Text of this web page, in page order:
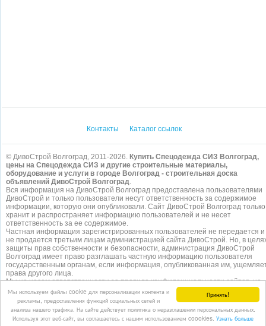
Принять!
Мы используем файлы cookie для персонализации контента и
рекламы, предоставления функций социальных сетей и
анализа нашего трафика. На сайте действует политика о неразглашении персональных данных.
Используя этот веб-сайт, вы соглашаетесь с нашим использованием coookies. Узнать больше
Контакты Каталог ссылок
© ДивоСтрой Волгоград, 2011-2026. Купить Спецодежда СИЗ Волгоград,
цены на Спецодежда СИЗ и другие строительные материалы,
оборудование и услуги в городе Волгоград - строительная доска
объявлений ДивоСтрой Волгоград.
Вся информация на ДивоСтрой Волгоград предоставлена пользователями
ДивоСтрой и только пользователи несут ответственность за содержимое
информации, которую они опубликовали. Сайт ДивоСтрой Волгоград только
хранит и распространяет информацию пользователей и не несет
ответственность за ее содержимое.
Частная информация зарегистрированных пользователей не передается и
не продается третьим лицам администрацией сайта ДивоСтрой. Но, в
защиты прав собственности и безопасности, администрация ДивоСтрой
Волгоград имеет право разглашать частную информацию пользователя
государственным органам, если информация, опубликованная им,
права другого лица.
Мы не несем ответственности за правила конфиденциальности сайтов, на
которые ссылается ДивоСтрой. На некоторых страницах нашего
представлена реклама Google Adsense Advertising Network. Чтобы узнать
подробней о правилах конфиденциальности Google